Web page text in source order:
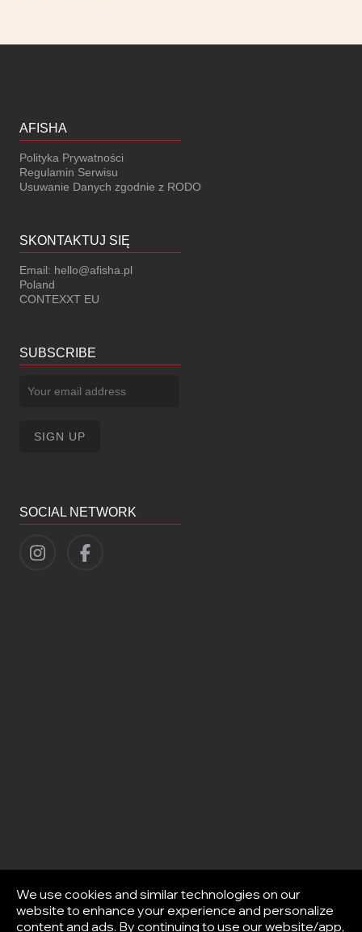
AFISHA
Polityka Prywatności
Regulamin Serwisu
Usuwanie Danych zgodnie z RODO
SKONTAKTUJ SIĘ
Email: hello@afisha.pl
Poland
CONTEXXT EU
SUBSCRIBE
SOCIAL NETWORK
We use cookies and similar technologies on our
website to enhance your experience and personalize
content and ads. By continuing to use our website/app,